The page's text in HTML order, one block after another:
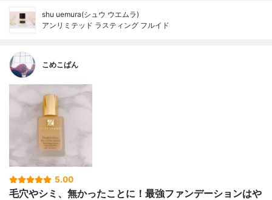
shu uemura(シュウ ウエムラ)
アンリミテッド ラスティング フルイド
こめこぱん
5.00
毛穴やシミ、無かったことに！最強ファンデーションはや